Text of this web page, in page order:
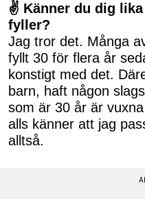
✌ Känner du dig
fyller?
Jag tror det. Många
fyllt 30 för flera år
konstigt med det.
barn, haft någon
som är 30 år är
alls känner att jag
alltså.